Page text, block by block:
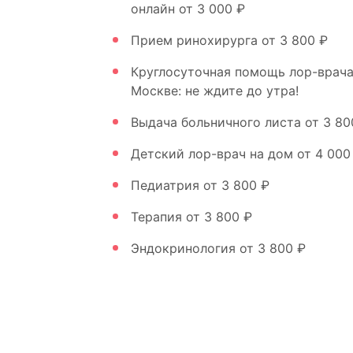
онлайн от 3 000 ₽
Прием ринохирурга от 3 800 ₽
Круглосуточная помощь лор-
Москве: не ждите до утра!
Выдача больничного листа от 3
Детский лор-врач на дом от 4
Педиатрия от 3 800 ₽
Терапия от 3 800 ₽
Эндокринология от 3 800 ₽